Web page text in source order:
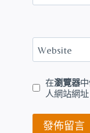
Website
在瀏覽器
人網站網